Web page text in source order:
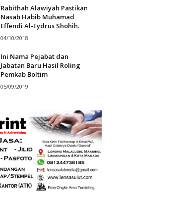
Rabithah Alawiyah Pastikan
Nasab Habib Muhamad
Effendi Al-Eydrus Shohih.
04/10/2018
Ini Nama Pejabat dan
Jabatan Baru Hasil Roling
Pemkab Boltim
05/09/2019